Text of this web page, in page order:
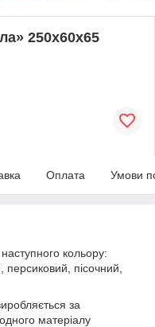
250х60х65
Оплата Умови
кольору:
пісочний,
за
матеріалу